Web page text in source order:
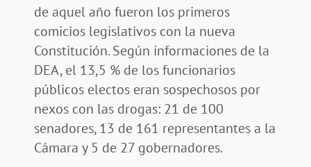
de aquel año fueron los primeros
comicios legislativos con la nueva
Constitución. Según informaciones de la
DEA, el 13,5 % de los funcionarios
públicos electos eran sospechosos por
nexos con las drogas: 21 de 100
senadores, 13 de 161 representantes a la
Cámara y 5 de 27 gobernadores.